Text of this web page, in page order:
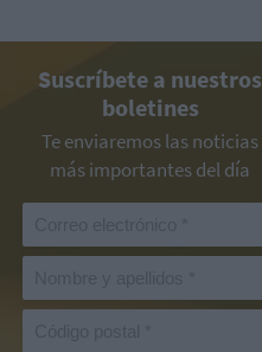
Suscríbete a nuestros
boletines
Te enviaremos las noticias
más importantes del día